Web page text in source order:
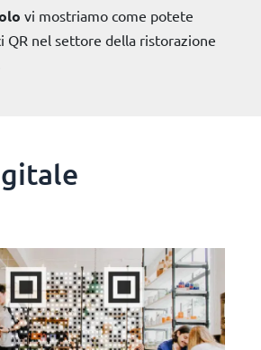
vi mostriamo come potete
QR nel settore della ristorazione